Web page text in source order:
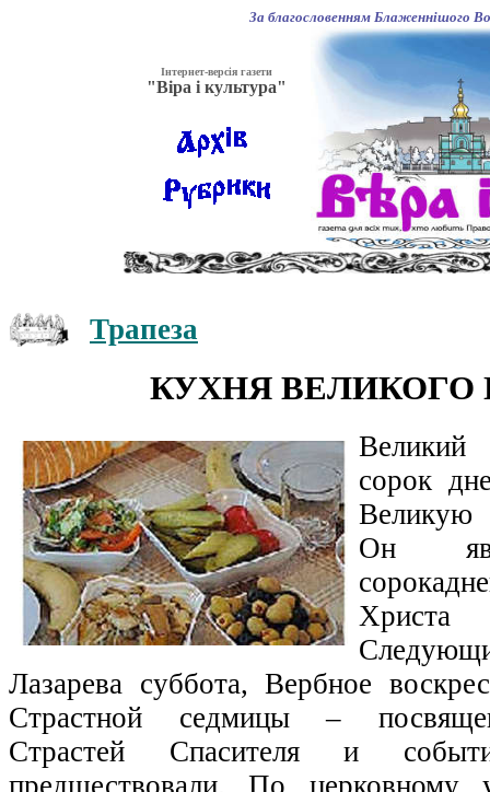
За благословенням Блаженнішого
Інтернет-версія газети
"Віра і культура"
Трапеза
КУХНЯ ВЕЛИКОГО
сорок
Великую
Он
Лазарева суббота, Вербное
Страстной седмицы –
Страстей Спасителя и
предшествовали. По церковному